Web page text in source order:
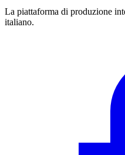
La piattaforma di produzione
italiano.